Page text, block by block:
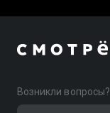
Возникли вопросы?